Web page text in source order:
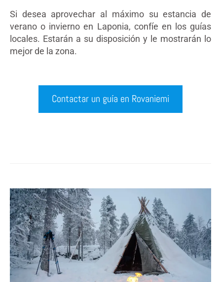
Si desea aprovechar al máximo su estancia de
verano o invierno en Laponia, confíe en los guías
locales. Estarán a su disposición y le mostrarán lo
mejor de la zona.
Contactar un guía en Rovaniemi